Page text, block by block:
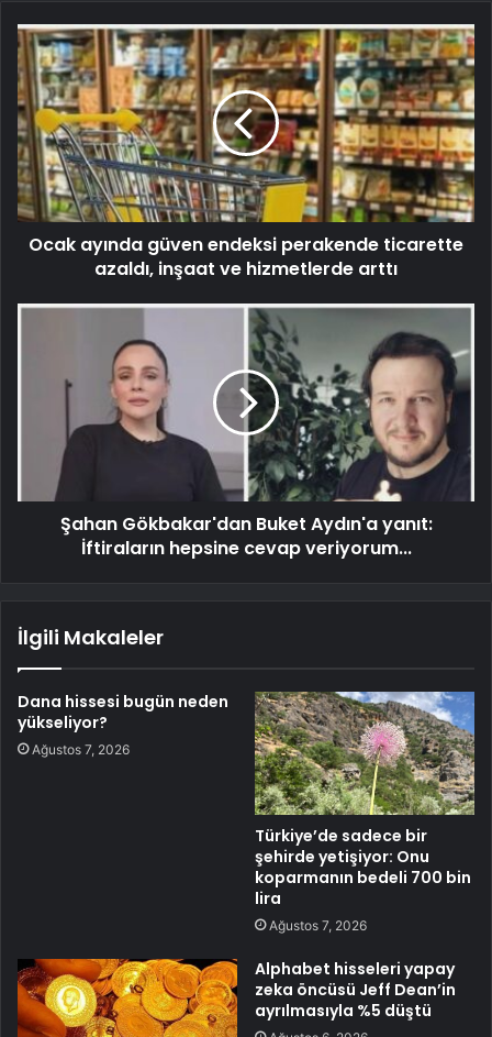
Ocak ayında güven endeksi perakende ticarette
azaldı, inşaat ve hizmetlerde arttı
Şahan Gökbakar'dan Buket Aydın'a yanıt:
İftiraların hepsine cevap veriyorum...
İlgili Makaleler
Dana hissesi bugün neden
yükseliyor?
Ağustos 7, 2026
Türkiye’de sadece bir
şehirde yetişiyor: Onu
koparmanın bedeli 700 bin
lira
Ağustos 7, 2026
Alphabet hisseleri yapay
zeka öncüsü Jeff Dean’in
ayrılmasıyla %5 düştü